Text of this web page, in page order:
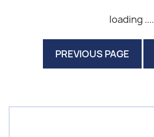
loading ....
PREVIOUS PAGE